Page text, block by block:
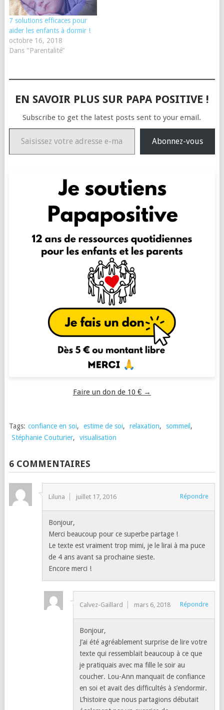
7 solutions efficaces pour
aider les enfants à dormir !
octobre 16, 2018
Dans "Parentalité"
EN SAVOIR PLUS SUR PAPA POSITIVE !
Subscribe to get the latest posts sent to your email.
Saisissez votre adresse e-mail…
Abonnez-vous
Faire un don de 10 € →
Tags: confiance en soi, estime de soi, relaxation, sommeil,
Stéphanie Couturier, visualisation
6 COMMENTAIRES
Liluna juillet 17, 2016 Répondre
Bonjour,
Merci beaucoup pour ce superbe partage !
Le texte est vraiment trop mimi, je le lirai à ma puce
de 4 ans avant sa prochaine sieste.
Encore merci !
Calvez-Gaillard mars 6, 2018 Répondre
Bonjour,
J’ai été agréablement surprise de lire votre
texte qui ressemblait beaucoup à ce que
je pratiquais avec ma fille le soir au
coucher. Lou-Ann manquait de confiance
en soi et avait des difficultés à s’endormir.
L’histoire que nous partagions débutait